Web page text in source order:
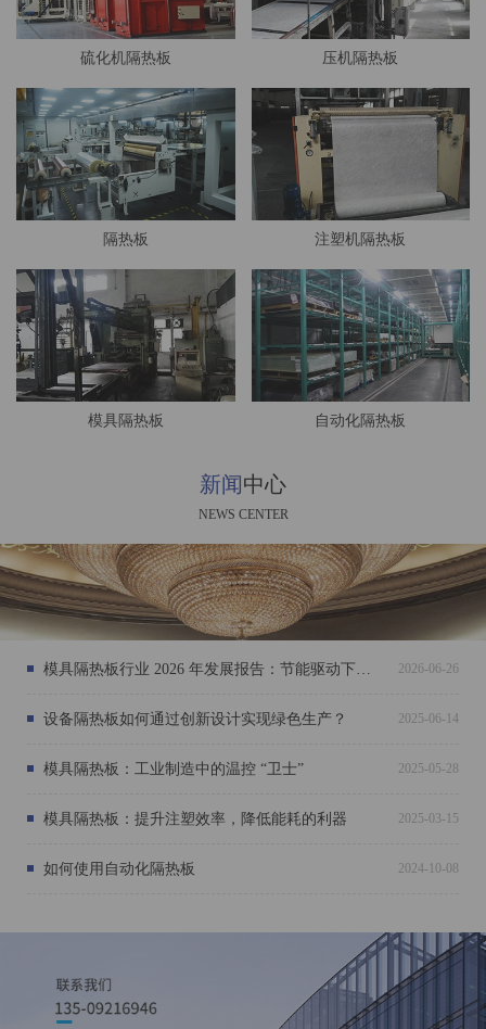
硫化机隔热板 压机隔热板
隔热板 注塑机隔热板
模具隔热板 自动化隔热板
新闻中心
NEWS CENTER
模具隔热板行业 2026 年发展报告：节能驱动下的材料革新与市场扩容 2026-06-26
设备隔热板如何通过创新设计实现绿色生产？ 2025-06-14
模具隔热板：工业制造中的温控 “卫士” 2025-05-28
模具隔热板：提升注塑效率，降低能耗的利器 2025-03-15
如何使用自动化隔热板 2024-10-08